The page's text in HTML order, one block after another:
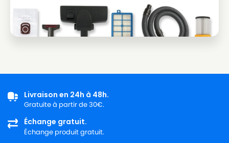
Livraison en 24h à 48h.
Gratuite à partir de 30€.
Échange gratuit.
Échange produit gratuit.